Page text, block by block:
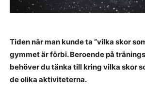
Tiden när man kunde ta ”vilka skor
gymmet är förbi. Beroende på
behöver du tänka till kring vilka skor
de olika aktiviteterna.